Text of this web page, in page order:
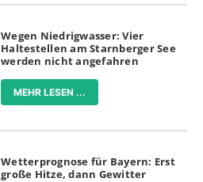
Wegen Niedrigwasser: Vier
Haltestellen am Starnberger See
werden nicht angefahren
MEHR LESEN ...
Wetterprognose für Bayern: Erst
große Hitze, dann Gewitter